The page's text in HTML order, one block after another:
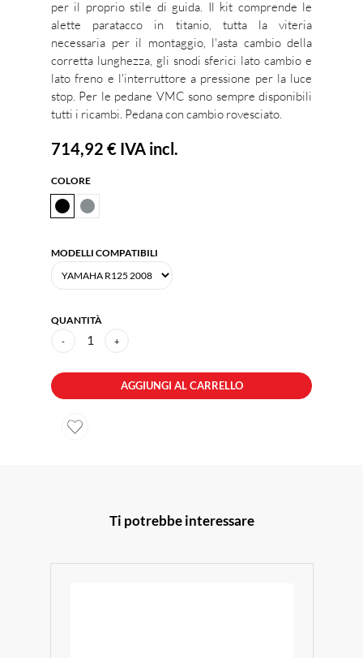
per il proprio stile di guida. Il kit comprende le
alette paratacco in titanio, tutta la viteria
necessaria per il montaggio, l'asta cambio della
corretta lunghezza, gli snodi sferici lato cambio e
lato freno e l'interruttore a pressione per la luce
stop. Per le pedane VMC sono sempre disponibili
tutti i ricambi. Pedana con cambio rovesciato.
714,92 € IVA incl.
COLORE
MODELLI COMPATIBILI
QUANTITÀ
- 1 +
AGGIUNGI AL CARRELLO
Ti potrebbe interessare